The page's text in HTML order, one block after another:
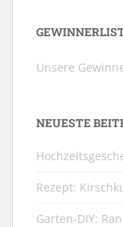
Unsere
NEUESTE
Rezept:
Garten-DIY: